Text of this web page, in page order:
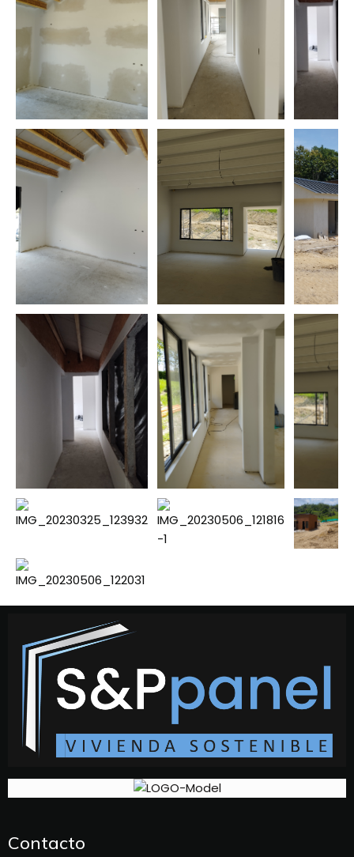
Contacto